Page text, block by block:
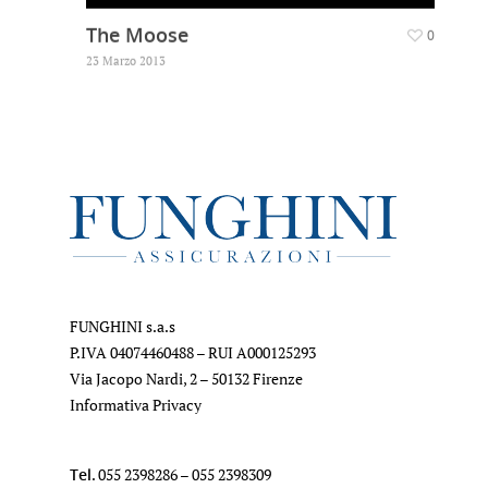
The Moose
23 Marzo 2013
0
FUNGHINI s.a.s
P.IVA 04074460488 – RUI A000125293
Via Jacopo Nardi, 2 – 50132 Firenze
Informativa Privacy
Tel.055 2398286–055 2398309